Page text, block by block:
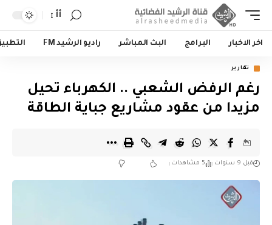
أأ
اخر الاخبار البرامج البث المباشر راديو الرشيد FM
تقارير
رغم الرفض الشعبي .. الكهرباء تحيل
مزيدا من عقود مشاريع جباية الطاقة
قبل 9 سنوات 5 مشاهدات